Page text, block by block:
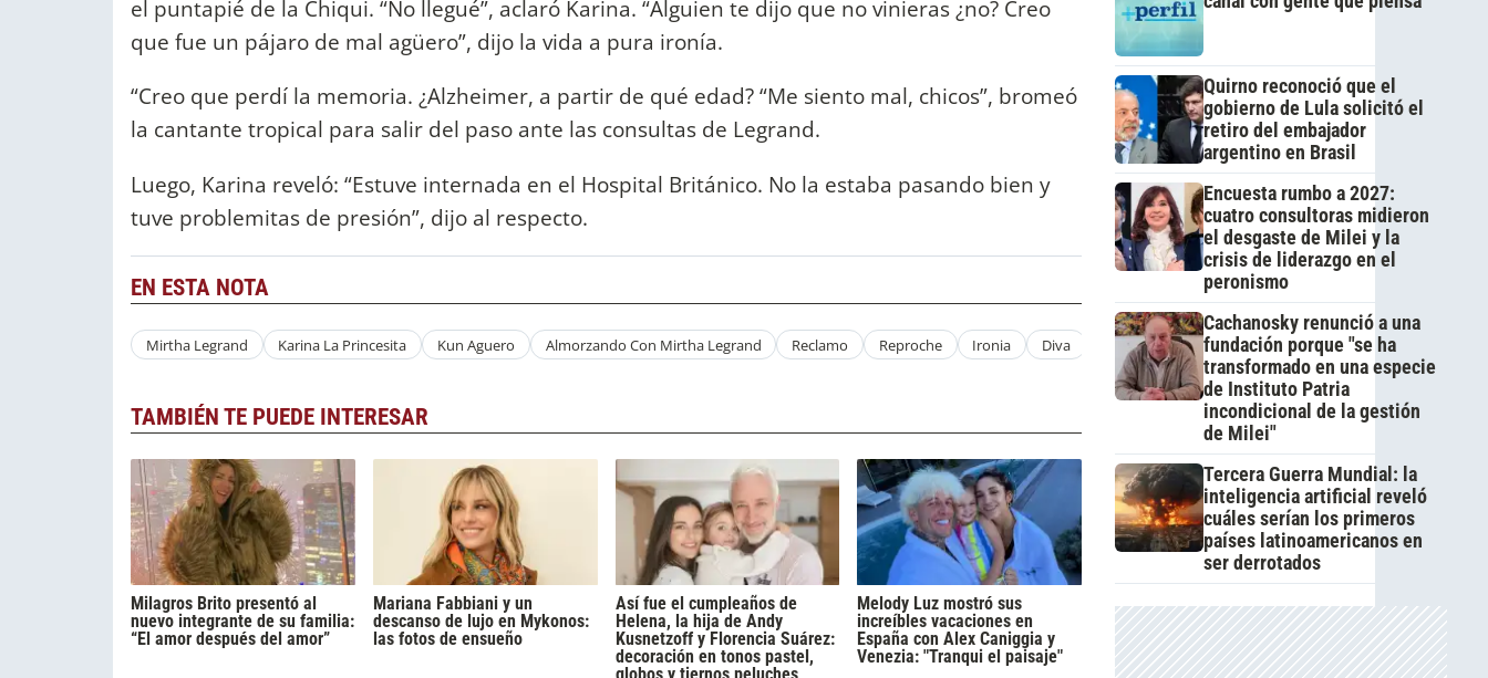
el puntapié de la Chiqui. “No llegué”, aclaró Karina. “Alguien te dijo que no vinieras ¿no? Creo
que fue un pájaro de mal agüero”, dijo la vida a pura ironía.
“Creo que perdí la memoria. ¿Alzheimer, a partir de qué edad? “Me siento mal, chicos”, bromeó
la cantante tropical para salir del paso ante las consultas de Legrand.
Luego, Karina reveló: “Estuve internada en el Hospital Británico. No la estaba pasando bien y
tuve problemitas de presión”, dijo al respecto.
EN ESTA NOTA
Mirtha Legrand Karina La Princesita Kun Aguero Almorzando Con Mirtha Legrand Reclamo Reproche Ironia Diva Almuerzo
TAMBIÉN TE PUEDE INTERESAR
Milagros Brito presentó al
nuevo integrante de su familia:
“El amor después del amor”
Mariana Fabbiani y un
descanso de lujo en Mykonos:
las fotos de ensueño
Así fue el cumpleaños de
Helena, la hija de Andy
Kusnetzoff y Florencia Suárez:
decoración en tonos pastel,
globos y tiernos peluches
Melody Luz mostró sus
increíbles vacaciones en
España con Alex Caniggia y
Venezia: "Tranqui el paisaje"
Quirno reconoció que el
gobierno de Lula solicitó el
retiro del embajador
argentino en Brasil
Encuesta rumbo a 2027:
cuatro consultoras midieron
el desgaste de Milei y la
crisis de liderazgo en el
peronismo
Cachanosky renunció a una
fundación porque "se ha
transformado en una especie
de Instituto Patria
incondicional de la gestión
de Milei"
Tercera Guerra Mundial: la
inteligencia artificial reveló
cuáles serían los primeros
países latinoamericanos en
ser derrotados